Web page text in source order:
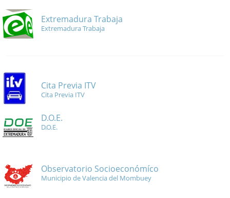
Extremadura Trabaja
Extremadura Trabaja
Cita Previa ITV
Cita Previa ITV
D.O.E.
D.O.E.
Observatorio Socioeconómíco
Municipio de Valencia del Mombuey